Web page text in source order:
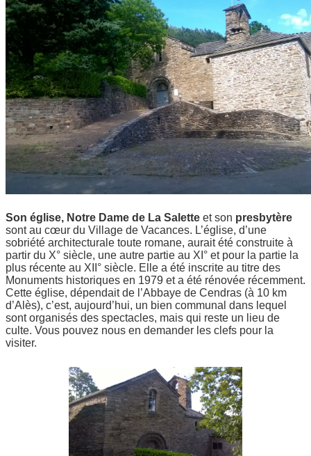
Son église, Notre Dame de La Salette et son presbytère
sont au cœur du Village de Vacances. L’église, d’une
sobriété architecturale toute romane, aurait été construite à
partir du X° siècle, une autre partie au XI° et pour la partie la
plus récente au XII° siècle. Elle a été inscrite au titre des
Monuments historiques en 1979 et a été rénovée récemment.
Cette église, dépendait de l’Abbaye de Cendras (à 10 km
d’Alès), c’est, aujourd’hui, un bien communal dans lequel
sont organisés des spectacles, mais qui reste un lieu de
culte. Vous pouvez nous en demander les clefs pour la
visiter.